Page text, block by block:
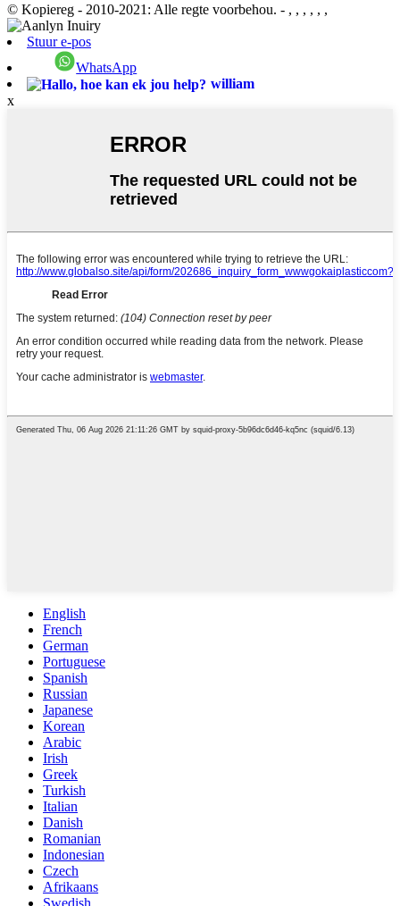
© Kopiereg - 2010-2021: Alle regte voorbehou. - , , , , , ,
Stuur e-pos
WhatsApp
william
x
English
French
German
Portuguese
Spanish
Russian
Japanese
Korean
Arabic
Irish
Greek
Turkish
Italian
Danish
Romanian
Indonesian
Czech
Afrikaans
Swedish